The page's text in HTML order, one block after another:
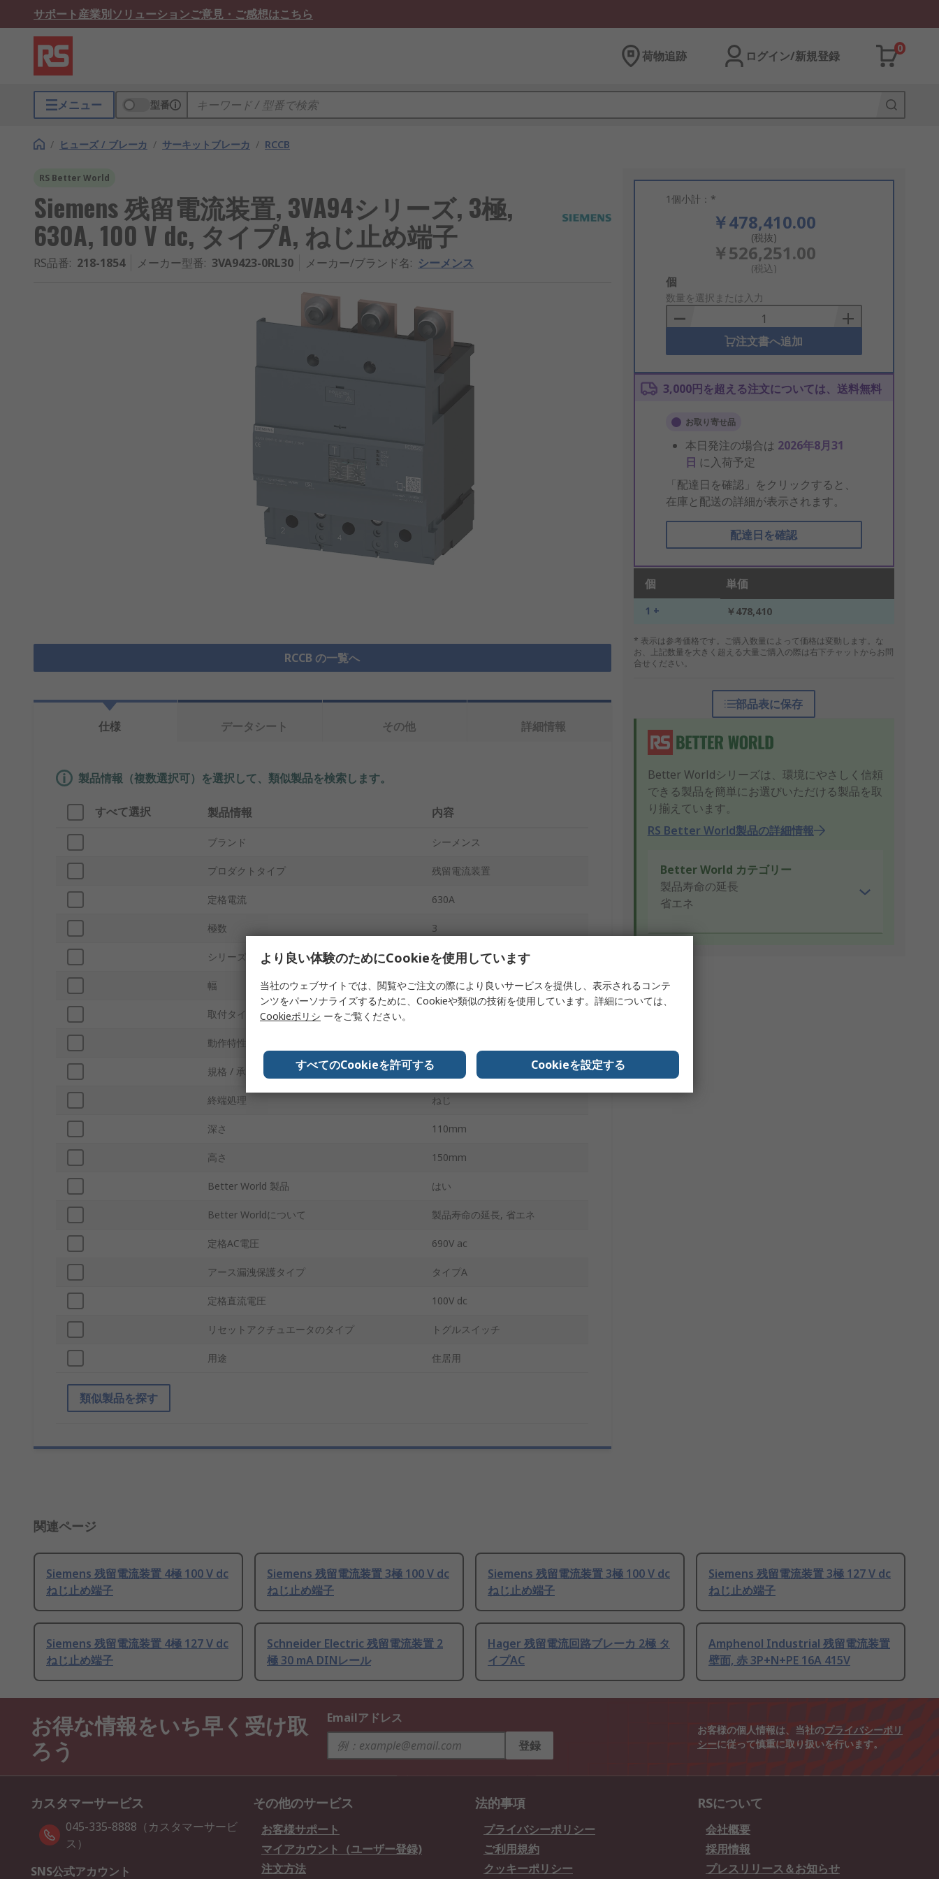
サポート産業別ソリューションご意見・ご感想はこちら
荷物追跡 ログイン/新規登録
0
メニュー 型番
/ ヒューズ / ブレーカ / サーキットブレーカ / RCCB
RS Better World
Siemens 残留電流装置, 3VA94シリーズ, 3極,
630A, 100 V dc, タイプA, ねじ止め端子
RS品番: 218-1854 メーカー型番: 3VA9423-0RL30 メーカー/ブランド名: シーメンス
RCCB の一覧へ
1個小計：*
￥478,410.00
(税抜)
￥526,251.00
(税込)
Add
to
Basket
個
数量を選択または入力
注文書へ追加
3,000円を超える注文については、送料無料
お取り寄せ品
本日発注の場合は 2026年8月31
日 に入荷予定
「配達日を確認」をクリックすると、
在庫と配送の詳細が表示されます。
配達日を確認
個 単価
1 + ￥478,410
* 表示は参考価格です。ご購入数量によって価格は変動します。な
お、上記数量を大きく超える大量ご購入の際は右下チャットからお問
合せください。
部品表に保存
Better Worldシリーズは、環境にやさしく信頼
できる製品を簡単にお選びいただける製品を取
り揃えています。
RS Better World製品の詳細情報
Better World カテゴリー
製品寿命の延長
省エネ
仕様 データシート その他 詳細情報
製品情報（複数選択可）を選択して、類似製品を検索します。
すべて選択 製品情報 内容
ブランド シーメンス
プロダクトタイプ 残留電流装置
定格電流 630A
極数 3
シリーズ 3VA94
幅 138mm
取付タイプ
動作特性
規格 / 承認 No
終端処理 ねじ
深さ 110mm
高さ 150mm
Better World 製品 はい
Better Worldについて 製品寿命の延長, 省エネ
定格AC電圧 690V ac
アース漏洩保護タイプ タイプA
定格直流電圧 100V dc
リセットアクチュエータのタイプ トグルスイッチ
用途 住居用
類似製品を探す
関連ページ
Siemens 残留電流装置 4極 100 V dc
ねじ止め端子
Siemens 残留電流装置 3極 100 V dc
ねじ止め端子
Siemens 残留電流装置 3極 100 V dc
ねじ止め端子
Siemens 残留電流装置 3極 127 V dc
ねじ止め端子
Siemens 残留電流装置 4極 127 V dc
ねじ止め端子
Schneider Electric 残留電流装置 2
極 30 mA DINレール
Hager 残留電流回路ブレーカ 2極 タ
イプAC
Amphenol Industrial 残留電流装置
壁面, 赤 3P+N+PE 16A 415V
お得な情報をいち早く受け取
ろう
Emailアドレス
登録
お客様の個人情報は、当社のプライバシーポリ
シーに従って慎重に取り扱いを行います。
カスタマーサービス
045-335-8888（カスタマーサービ
ス）
SNS公式アカウント
その他のサービス
お客様サポート
マイアカウント（ユーザー登録)
注文方法
法的事項
プライバシーポリシー
ご利用規約
クッキーポリシー
RSについて
会社概要
採用情報
プレスリリース＆お知らせ
より良い体験のためにCookieを使用しています
当社のウェブサイトでは、閲覧やご注文の際により良いサービスを提供し、表示されるコンテ
ンツをパーソナライズするために、Cookieや類似の技術を使用しています。詳細については、
Cookieポリシ ーをご覧ください。
すべてのCookieを許可する Cookieを設定する